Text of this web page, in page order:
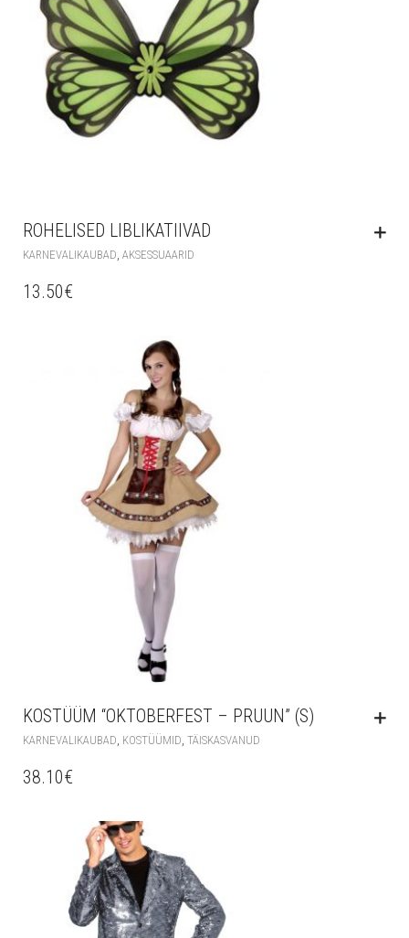
ROHELISED LIBLIKATIIVAD
KARNEVALIKAUBAD, AKSESSUAARID
13.50€
KOSTÜÜM “OKTOBERFEST – PRUUN” (S)
KARNEVALIKAUBAD KOSTÜÜMID TÄISKASVANUD
38.10€